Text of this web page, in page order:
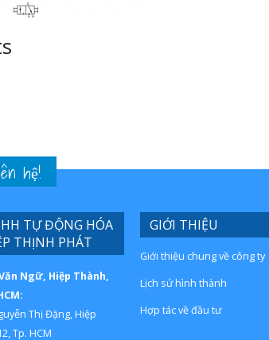
hệ!
TỰ ĐỘNG HÓA
THỊNH PHÁT
Ngữ, Hiệp Thành,
Thị Đặng, Hiệp
Tp. HCM
GIỚI THIỆU
Giới thiệu chung về công ty
Lịch sử hình thành
Hợp tác về đầu tư